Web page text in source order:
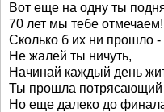
Вот еще на одну ты
70 лет мы тебе отмечаем!
Сколько б их ни прошло -
Не жалей ты ничуть,
Начинай каждый день
Ты прошла потрясающий
Но еще далеко до